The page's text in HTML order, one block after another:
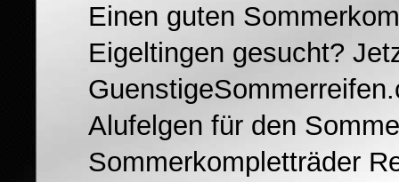
Einen guten
Eigeltingen gesucht?
Alufelgen für den
Sommerkompletträder